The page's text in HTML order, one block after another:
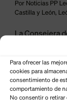
Para ofrecer las
cookies para
consentimiento de
comportamiento de
No consentir o retirar
Por Noticias PP
Castilla y León,
La Consejera
también ha
Junta
a
de